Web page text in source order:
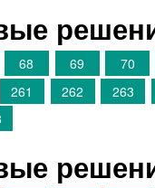
68 69 70
261 262 263